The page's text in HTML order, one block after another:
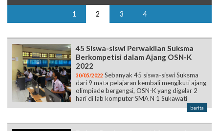
1 2 3 4
45 Siswa-siswi Perwakilan Suksma
Berkompetisi dalam Ajang OSN-K
2022
30/05/2022 Sebanyak 45 siswa-siswi Suksma
dari 9 mata pelajaran kembali mengikuti ajang
olimpiade bergengsi, OSN-K yang digelar 2
hari di lab komputer SMA N 1 Sukawati
berita